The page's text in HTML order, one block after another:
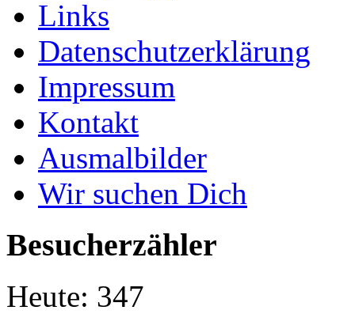
Links
Datenschutzerklärung
Impressum
Kontakt
Ausmalbilder
Wir suchen Dich
Besucherzähler
Heute: 347